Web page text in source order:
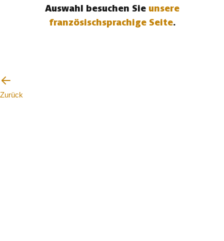
Auswahl besuchen Sie unsere
französischsprachige Seite.
Zurück